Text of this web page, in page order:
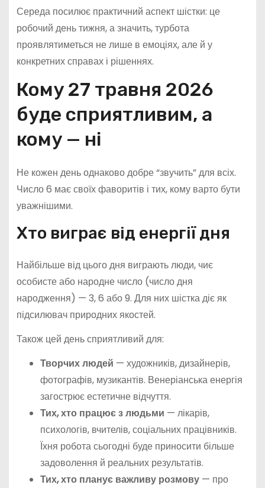
Середа посилює практичний аспект шістки: це
робочий день тижня, а значить, турбота
проявлятиметься не лише в емоціях, але й у
конкретних справах і рішеннях.
Кому 27 травня 2026
буде сприятливим, а
кому — ні
Не кожен день однаково добре “звучить” для всіх.
Число 6 має своїх фаворитів і тих, кому варто бути
уважнішими.
Хто виграє від енергії дня
Найбільше від цього дня виграють люди, чиє
особисте або народне число (число дня
народження) — 3, 6 або 9. Для них шістка діє як
підсилювач природних якостей.
Також цей день сприятливий для:
Творчих людей — художників, дизайнерів,
фотографів, музикантів. Венеріанська енергія
загострює естетичне відчуття.
Тих, хто працює з людьми — лікарів,
психологів, вчителів, соціальних працівників.
Їхня робота сьогодні буде приносити більше
задоволення й реальних результатів.
Тих, хто планує важливу розмову— про